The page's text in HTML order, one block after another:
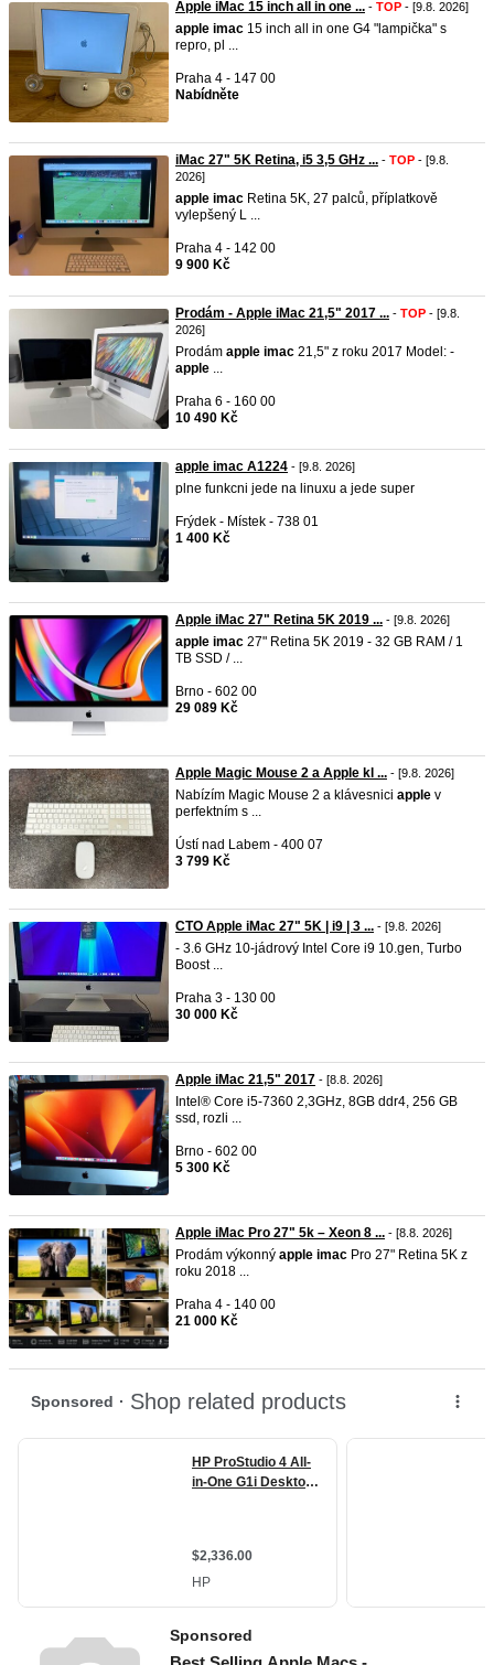
Apple iMac 15 inch all in one ... - TOP - [9.8. 2026]
apple imac 15 inch all in one G4 "lampička" s
repro, pl ...
Praha 4 - 147 00
Nabídněte
iMac 27" 5K Retina, i5 3,5 GHz ... - TOP - [9.8.
2026]
apple imac Retina 5K, 27 palců, příplatkově
vylepšený L ...
Praha 4 - 142 00
9 900 Kč
Prodám - Apple iMac 21,5" 2017 ... - TOP - [9.8.
2026]
Prodám apple imac 21,5" z roku 2017 Model: -
apple ...
Praha 6 - 160 00
10 490 Kč
apple imac A1224 - [9.8. 2026]
plne funkcni jede na linuxu a jede super
Frýdek - Místek - 738 01
1 400 Kč
Apple iMac 27" Retina 5K 2019 ... - [9.8. 2026]
apple imac 27" Retina 5K 2019 - 32 GB RAM / 1
TB SSD / ...
Brno - 602 00
29 089 Kč
Apple Magic Mouse 2 a Apple kl ... - [9.8. 2026]
Nabízím Magic Mouse 2 a klávesnici apple v
perfektním s ...
Ústí nad Labem - 400 07
3 799 Kč
CTO Apple iMac 27" 5K | i9 | 3 ... - [9.8. 2026]
- 3.6 GHz 10-jádrový Intel Core i9 10.gen, Turbo
Boost ...
Praha 3 - 130 00
30 000 Kč
Apple iMac 21,5" 2017 - [8.8. 2026]
Intel® Core i5-7360 2,3GHz, 8GB ddr4, 256 GB
ssd, rozli ...
Brno - 602 00
5 300 Kč
Apple iMac Pro 27" 5k – Xeon 8 ... - [8.8. 2026]
Prodám výkonný apple imac Pro 27" Retina 5K z
roku 2018 ...
Praha 4 - 140 00
21 000 Kč